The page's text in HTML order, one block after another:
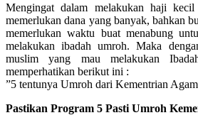
Mengingat dalam melakukan haji
memerlukan dana yang banyak, bahkan
memerlukan waktu buat menabung
melakukan ibadah umroh. Maka
muslim yang mau melakukan
memperhatikan berikut ini :
”5 tentunya Umroh dari Kementrian
Pastikan Program 5 Pasti Umroh